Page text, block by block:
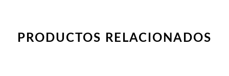
PRODUCTOS RELACIONADOS